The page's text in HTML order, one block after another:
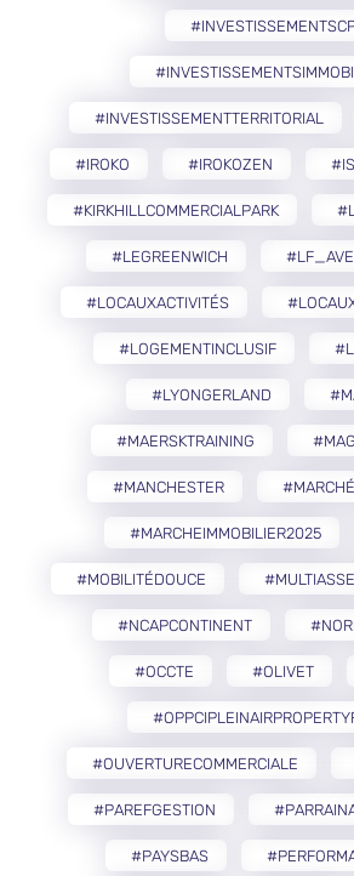
#INVESTISSEMENTTERRITORIAL
#IROKO #IROKOZEN
#KIRKHILLCOMMERCIALPARK
#LEGREENWICH
#LOCAUXACTIVITÉS
#LOGEMENTINCLUSIF
#LYONGERLAND
#MAERSKTRAINING
#MANCHESTER
#MARCHEIMMOBILIER2025
#MOBILITÉDOUCE
#NCAPCONTINENT
#OCCTE #OLIVET
#OUVERTURECOMMERCIALE
#PAREFGESTION
#PAYSBAS